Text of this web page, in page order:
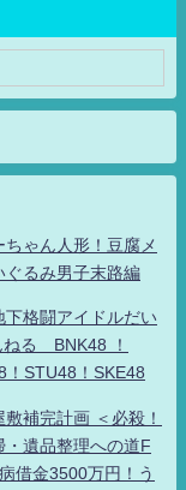
ゃん人形！豆腐メ
ぐるみ男子末路編
格闘アイドルだい
る BNK48 ！
！STU48！SKE48
補完計画 ＜必殺！
遺品整理への道F
借金3500万円！う